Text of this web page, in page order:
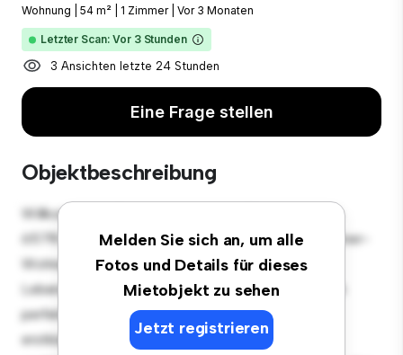
Wohnung 54 m² 1 Zimmer Vor 3 Monaten
Letzter Scan: Vor 3 Stunden
3 Ansichten letzte 24 Stunden
Eine Frage stellen
Objektbeschreibung
Melden Sie sich an, um alle
Fotos und Details für dieses
Mietobjekt zu sehen
Jetzt registrieren
Willkommen in Ihrem neuen urbanen Rückzugsort in
65719, Hofheim Wallau! Diese moderne 1 Schlafzimmer-
Wohnung bietet einen stilvollen und gemütlichen
Lebensraum. Die offene Raumaufteilung eignet sich
perfekt für Gäste, und die elegante Küche ist mit
erstklassigen Geräten ausgestattet. Dank der